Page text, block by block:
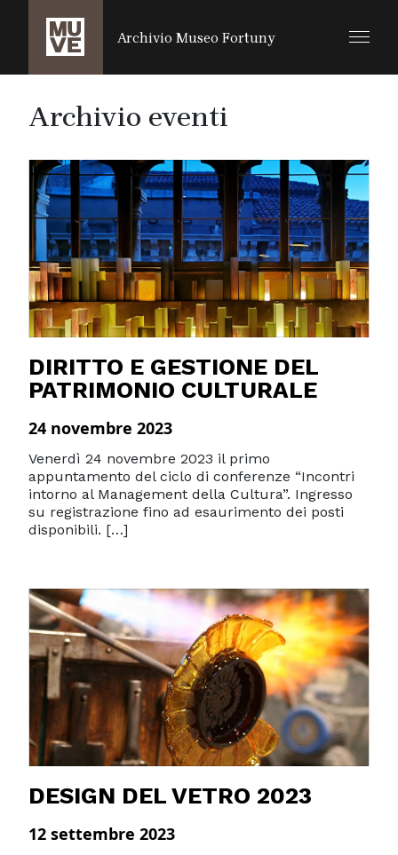
SALTA AL CONTENUTO PRINCIPALE
Archivio Museo Fortuny
Archivio eventi
DIRITTO E GESTIONE DEL
PATRIMONIO CULTURALE
24 novembre 2023
Venerdì 24 novembre 2023 il primo
appuntamento del ciclo di conferenze “Incontri
intorno al Management della Cultura”. Ingresso
su registrazione fino ad esaurimento dei posti
disponibili. […]
DESIGN DEL VETRO 2023
12 settembre 2023